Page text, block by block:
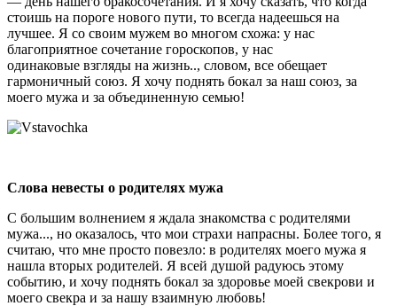
стоишь на пороге нового пути, то всегда надеешься на
лучшее. Я со своим мужем во многом схожа: у нас
благоприятное сочетание гороскопов, у нас
одинаковые взгляды на жизнь.., словом, все обещает
гармоничный союз. Я хочу поднять бокал за наш союз, за
моего мужа и за объединенную семью!
Слова невесты о родителях мужа
С большим волнением я ждала знакомства с родителями
мужа..., но оказалось, что мои страхи напрасны. Более того, я
считаю, что мне просто повезло: в родителях моего мужа я
нашла вторых родителей. Я всей душой радуюсь этому
событию, и хочу поднять бокал за здоровье моей свекрови и
моего свекра и за нашу взаимную любовь!